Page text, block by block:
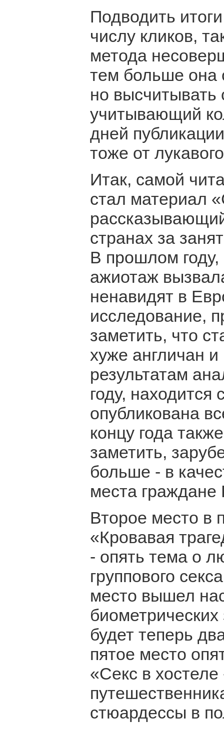
Подводить
числу кликов,
метода
тем больше она
но
учитывающий
дней
тоже от
Итак, самой
стал материал
странах за
В прошлом году,
ажиотаж
ненавидят в
исследование,
заметить, что
хуже англичан
результатам
году,
опубликована
концу года
заметить,
больше - в
места граждане
Второе место в
«Кровавая
- опять тема о
группового
место вышел
будет теперь
пятое место
«Секс в
стюардессы в